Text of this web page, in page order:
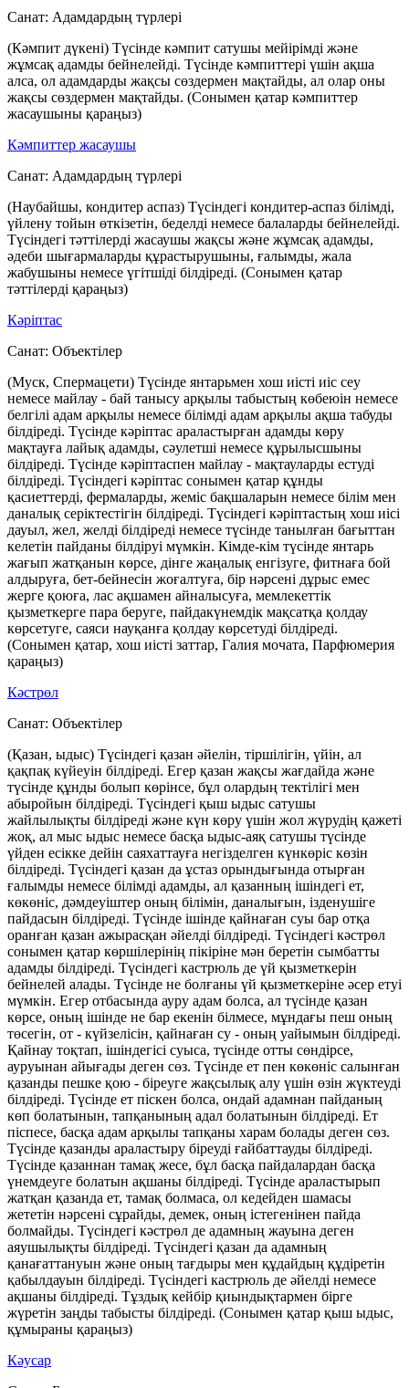
Санат: Адамдардың түрлері
(Кәмпит дүкені) Түсінде кәмпит сатушы мейірімді және
жұмсақ адамды бейнелейді. Түсінде кәмпиттері үшін ақша
алса, ол адамдарды жақсы сөздермен мақтайды, ал олар оны
жақсы сөздермен мақтайды. (Сонымен қатар кәмпиттер
жасаушыны қараңыз)
Кәмпиттер жасаушы
Санат: Адамдардың түрлері
(Наубайшы, кондитер аспаз) Түсіндегі кондитер-аспаз білімді,
үйлену тойын өткізетін, беделді немесе балаларды бейнелейді.
Түсіндегі тәттілерді жасаушы жақсы және жұмсақ адамды,
әдеби шығармаларды құрастырушыны, ғалымды, жала
жабушыны немесе үгітшіді білдіреді. (Сонымен қатар
тәттілерді қараңыз)
Кәріптас
Санат: Объектілер
(Муск, Спермацети) Түсінде янтарьмен хош иісті иіс сеу
немесе майлау - бай танысу арқылы табыстың көбеюін немесе
белгілі адам арқылы немесе білімді адам арқылы ақша табуды
білдіреді. Түсінде кәріптас араластырған адамды көру
мақтауға лайық адамды, сәулетші немесе құрылысшыны
білдіреді. Түсінде кәріптаспен майлау - мақтауларды естуді
білдіреді. Түсіндегі кәріптас сонымен қатар құнды
қасиеттерді, фермаларды, жеміс бақшаларын немесе білім мен
даналық серіктестігін білдіреді. Түсіндегі кәріптастың хош иісі
дауыл, жел, желді білдіреді немесе түсінде танылған бағыттан
келетін пайданы білдіруі мүмкін. Кімде-кім түсінде янтарь
жағып жатқанын көрсе, дінге жаңалық енгізуге, фитнаға бой
алдыруға, бет-бейнесін жоғалтуға, бір нәрсені дұрыс емес
жерге қоюға, лас ақшамен айналысуға, мемлекеттік
қызметкерге пара беруге, пайдакүнемдік мақсатқа қолдау
көрсетуге, саяси науқанға қолдау көрсетуді білдіреді.
(Сонымен қатар, хош иісті заттар, Галия мочата, Парфюмерия
қараңыз)
Кәстрөл
Санат: Объектілер
(Қазан, ыдыс) Түсіндегі қазан әйелін, тіршілігін, үйін, ал
қақпақ күйеуін білдіреді. Егер қазан жақсы жағдайда және
түсінде құнды болып көрінсе, бұл олардың тектілігі мен
абыройын білдіреді. Түсіндегі қыш ыдыс сатушы
жайлылықты білдіреді және күн көру үшін жол жүрудің қажеті
жоқ, ал мыс ыдыс немесе басқа ыдыс-аяқ сатушы түсінде
үйден есікке дейін саяхаттауға негізделген күнкөріс көзін
білдіреді. Түсіндегі қазан да ұстаз орындығында отырған
ғалымды немесе білімді адамды, ал қазанның ішіндегі ет,
көкөніс, дәмдеуіштер оның білімін, даналығын, ізденушіге
пайдасын білдіреді. Түсінде ішінде қайнаған суы бар отқа
оранған қазан ажырасқан әйелді білдіреді. Түсіндегі кәстрөл
сонымен қатар көршілерінің пікіріне мән беретін сымбатты
адамды білдіреді. Түсіндегі кастрюль де үй қызметкерін
бейнелей алады. Түсінде не болғаны үй қызметкеріне әсер етуі
мүмкін. Егер отбасында ауру адам болса, ал түсінде қазан
көрсе, оның ішінде не бар екенін білмесе, мұндағы пеш оның
төсегін, от - күйзелісін, қайнаған су - оның уайымын білдіреді.
Қайнау тоқтап, ішіндегісі суыса, түсінде отты сөндірсе,
ауруынан айығады деген сөз. Түсінде ет пен көкөніс салынған
қазанды пешке қою - біреуге жақсылық алу үшін өзін жүктеуді
білдіреді. Түсінде ет піскен болса, ондай адамнан пайданың
көп болатынын, тапқанының адал болатынын білдіреді. Ет
піспесе, басқа адам арқылы тапқаны харам болады деген сөз.
Түсінде қазанды араластыру біреуді ғайбаттауды білдіреді.
Түсінде қазаннан тамақ жесе, бұл басқа пайдалардан басқа
үнемдеуге болатын ақшаны білдіреді. Түсінде араластырып
жатқан қазанда ет, тамақ болмаса, ол кедейден шамасы
жететін нәрсені сұрайды, демек, оның істегенінен пайда
болмайды. Түсіндегі кәстрөл де адамның жауына деген
аяушылықты білдіреді. Түсіндегі қазан да адамның
қанағаттануын және оның тағдыры мен құдайдың құдіретін
қабылдауын білдіреді. Түсіндегі кастрюль де әйелді немесе
ақшаны білдіреді. Тұздық кейбір қиындықтармен бірге
жүретін заңды табысты білдіреді. (Сонымен қатар қыш ыдыс,
құмыраны қараңыз)
Кәусар